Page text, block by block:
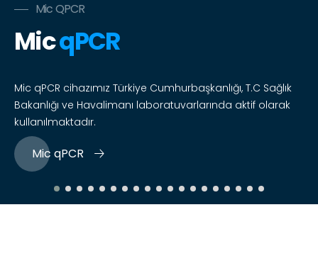
Mic QPCR
MicqPCR
Mic qPCR cihazımız Türkiye Cumhurbaşkanlığı, T.C Sağlık
Bakanlığı ve Havalimanı laboratuvarlarında aktif olarak
kullanılmaktadır.
Mic qPCR